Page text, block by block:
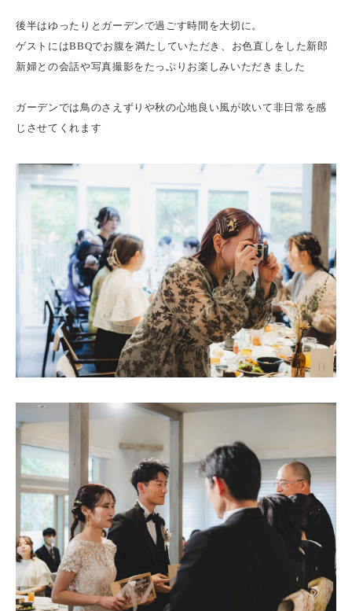
後半はゆったりとガーデンで過ごす時間を大切に。
ゲストにはBBQでお腹を満たしていただき、お色直しをした新郎
新婦との会話や写真撮影をたっぷりお楽しみいただきました
ガーデンでは鳥のさえずりや秋の心地良い風が吹いて非日常を感
じさせてくれます